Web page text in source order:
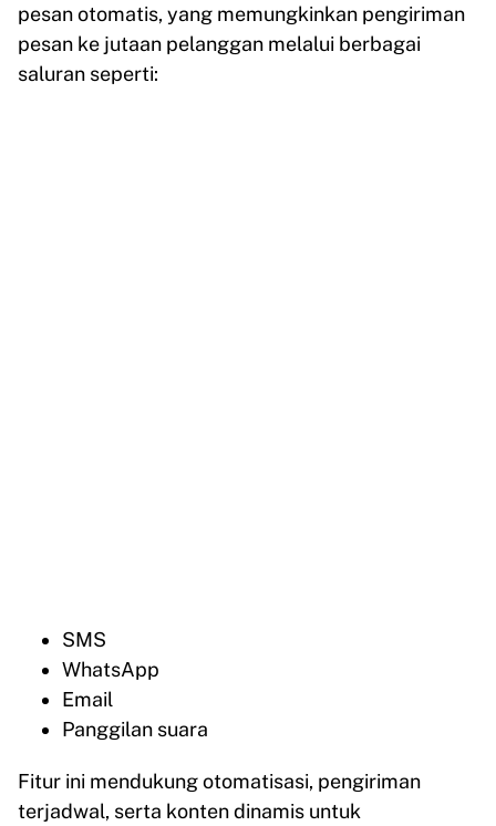
pesan otomatis, yang memungkinkan pengiriman
pesan ke jutaan pelanggan melalui berbagai
saluran seperti:
SMS
WhatsApp
Email
Panggilan suara
Fitur ini mendukung otomatisasi, pengiriman
terjadwal, serta konten dinamis untuk